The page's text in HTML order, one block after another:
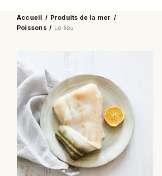
Accueil
Produits de la mer
Poissons
Le lieu